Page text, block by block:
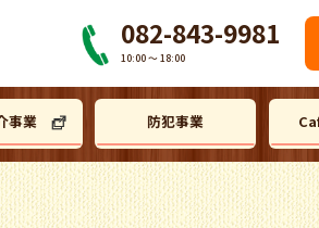
082-843-9981
10:00 〜 18:00
事業 防犯事業